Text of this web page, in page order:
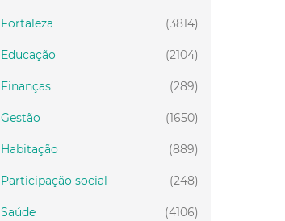
(3814)
Fortaleza
(2104)
Educação
(289)
Finanças
(1650)
Gestão
(889)
Habitação
(248)
Participação social
(4106)
Saúde